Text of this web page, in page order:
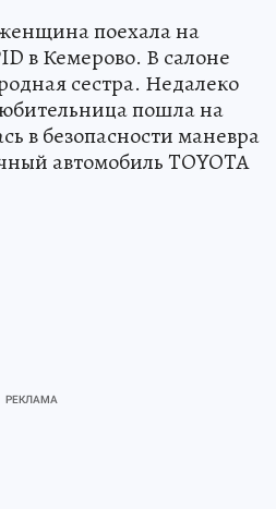
поехала на
в Кемерово. В салоне
сестра. Недалеко
пошла на
в безопасности маневра
автомобиль TOYOTA